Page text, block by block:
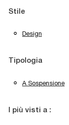
Stile
Design
Tipologia
A Sospensione
I più visti a :